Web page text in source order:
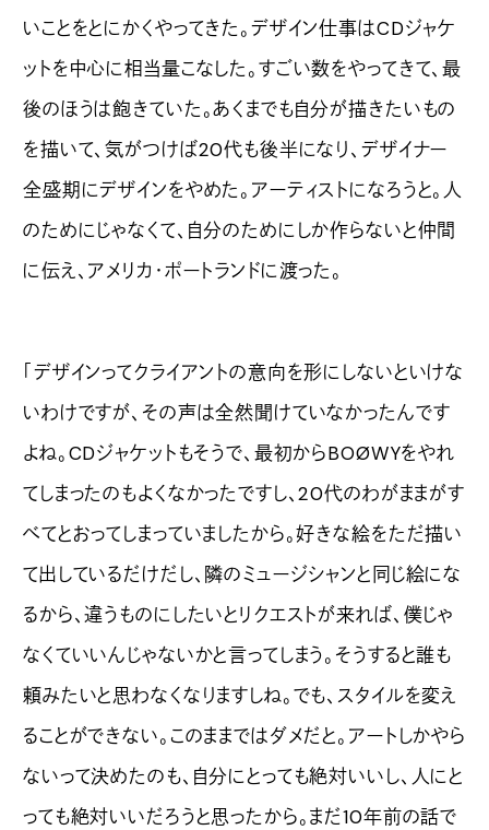
いことをとにかくやってきた。デザイン仕事はCDジャケ
ットを中心に相当量こなした。すごい数をやってきて、最
後のほうは飽きていた。あくまでも自分が描きたいもの
を描いて、気がつけば20代も後半になり、デザイナー
全盛期にデザインをやめた。アーティストになろうと。人
のためにじゃなくて、自分のためにしか作らないと仲間
に伝え、アメリカ・ポートランドに渡った。
「デザインってクライアントの意向を形にしないといけな
いわけですが、その声は全然聞けていなかったんです
よね。CDジャケットもそうで、最初からBOØWYをやれ
てしまったのもよくなかったですし、20代のわがままがす
べてとおってしまっていましたから。好きな絵をただ描い
て出しているだけだし、隣のミュージシャンと同じ絵にな
るから、違うものにしたいとリクエストが来れば、僕じゃ
なくていいんじゃないかと言ってしまう。そうすると誰も
頼みたいと思わなくなりますしね。でも、スタイルを変え
ることができない。このままではダメだと。アートしかやら
ないって決めたのも、自分にとっても絶対いいし、人にと
っても絶対いいだろうと思ったから。まだ10年前の話で